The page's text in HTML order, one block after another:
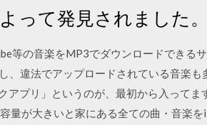
って発見されました
の音楽をMP3でダウンロードできる
、違法でアップロードされている音楽
プリ」というのが、最初から入ってま
量が大きいと家にある全ての曲・音楽を